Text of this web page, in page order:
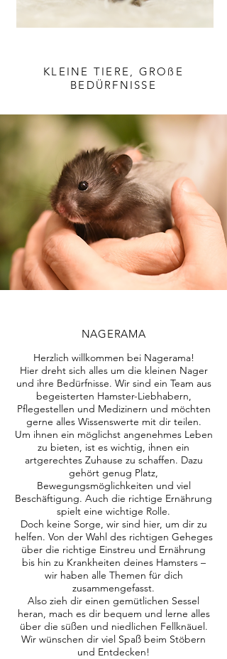
KLEINE TIERE, GROßE
BEDÜRFNISSE
NAGERAMA
Herzlich willkommen bei Nagerama!
Hier dreht sich alles um die kleinen Nager
und ihre Bedürfnisse. Wir sind ein Team aus
begeisterten Hamster-Liebhabern,
Pflegestellen und Medizinern und möchten
gerne alles Wissenswerte mit dir teilen.
Um ihnen ein möglichst angenehmes Leben
zu bieten, ist es wichtig, ihnen ein
artgerechtes Zuhause zu schaffen. Dazu
gehört genug Platz,
Bewegungsmöglichkeiten und viel
Beschäftigung. Auch die richtige Ernährung
spielt eine wichtige Rolle.
Doch keine Sorge, wir sind hier, um dir zu
helfen. Von der Wahl des richtigen Geheges
über die richtige Einstreu und Ernährung
bis hin zu Krankheiten deines Hamsters –
wir haben alle Themen für dich
zusammengefasst.
Also zieh dir einen gemütlichen Sessel
heran, mach es dir bequem und lerne alles
über die süßen und niedlichen Fellknäuel.
Wir wünschen dir viel Spaß beim Stöbern
und Entdecken!